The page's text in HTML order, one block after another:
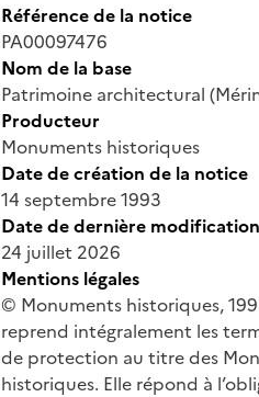
Référence de la notice
PA00097476
Nom de la base
Patrimoine architectural
Producteur
Monuments historiques
Date de création de la notice
14 septembre 1993
Date de dernière
24 juillet 2026
Mentions légales
© Monuments historiques,
reprend intégralement les
de protection au titre des
historiques. Elle répond à